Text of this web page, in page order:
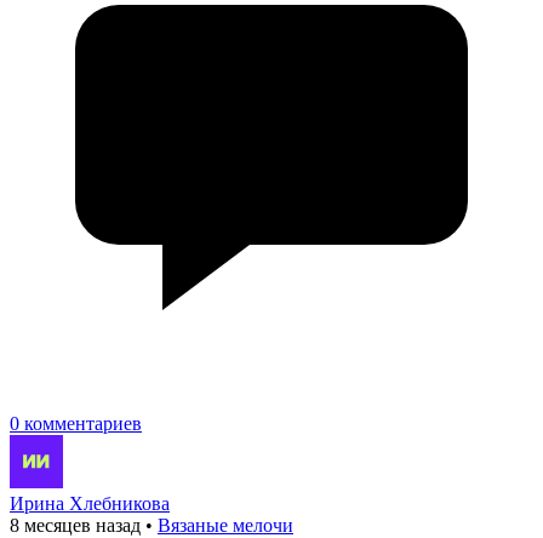
0 комментариев
Ирина Хлебникова
8 месяцев назад • Вязаные мелочи